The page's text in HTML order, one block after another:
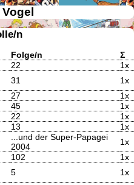
n
Folge/n
Σ
22
1x
31
1x
27
1x
45
1x
22
1x
13
1x
...und der Super-Papagei
2004
1x
102
1x
5
1x